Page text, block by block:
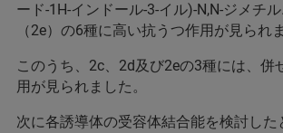
ード-1H-インドール-3-イル)-N,N-ジメチ
（2e）の6種に高い抗うつ作用が見られ
このうち、2c、2d及び2eの3種には、併
用が見られました。
次に各誘導体の受容体結合能を検討した